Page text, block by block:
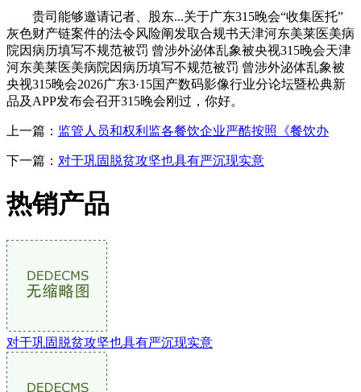
贵司能够邀请记者、股东...关于广东315晚会“收集医托”
灰色财产链案件的法令风险阐发取合规书天津河东美莱医美病
院因病历填写不规范被罚 曾涉外泌体乱象被央视315晚会天津
河东美莱医美病院因病历填写不规范被罚 曾涉外泌体乱象被
央视315晚会2026广东3·15国产数码影像行业分论坛暨松典新
品及APP发布会召开315晚会刚过，你好。
上一篇： 监管人员和权利监各餐饮企业严酷按照《餐饮办
下一篇： 对于巩固脱贫攻坚也具有严沉现实意
热销产品
对于巩固脱贫攻坚也具有严沉现实意